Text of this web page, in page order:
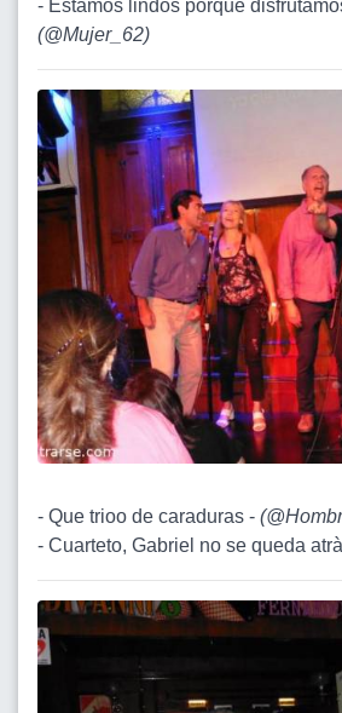
- Estamos lindos porque
(@Mujer_62)
- Que trioo de caraduras - (
- Cuarteto, Gabriel no se queda